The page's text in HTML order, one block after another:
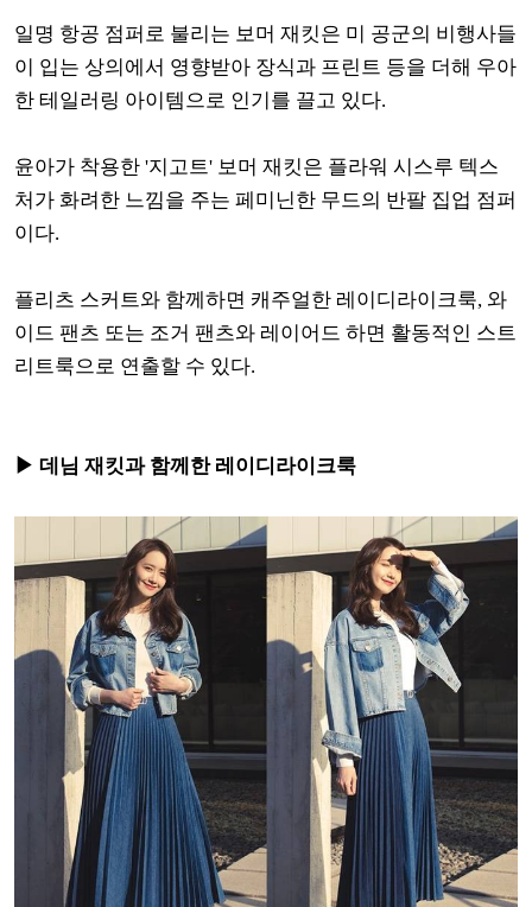
일명 항공 점퍼로 불리는 보머 재킷은 미 공군의 비행사들
이 입는 상의에서 영향받아 장식과 프린트 등을 더해 우아
한 테일러링 아이템으로 인기를 끌고 있다.
윤아가 착용한 '지고트' 보머 재킷은 플라워 시스루 텍스
처가 화려한 느낌을 주는 페미닌한 무드의 반팔 집업 점퍼
이다.
플리츠 스커트와 함께하면 캐주얼한 레이디라이크룩, 와
이드 팬츠 또는 조거 팬츠와 레이어드 하면 활동적인 스트
리트룩으로 연출할 수 있다.
▶ 데님 재킷과 함께한 레이디라이크룩